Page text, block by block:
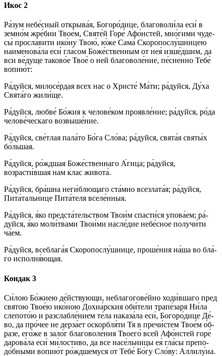
Икос 2
Ра́­зум не­бе́с­ный открыва́я, Бо­го­ро́­ди­це, бла­го­во­ли́­ла еси́ в
земно́м жре́бии Тво­е́м, Свя­те́й Го­ре́ Афо́нстей, мно́­ги­ми чу­де­
сы́ просла́вити ико́­ну Твою́, ю́же Сама́ Скоропослу́шницею
наименова́ла еси́ гла́сом Боже́ственным от нея́ изше́дшим, да
вси ве́­ду­ще та­ко­во́е Твое́ о ней благоволе́ние, пе́сненно Те­бе́
во­пи­ю́т:
Ра́­дуй­ся, ми­ло­се́р­дая всех нас о Хрис­те́ Ма́­ти; ра́­дуй­ся, Ду́­ха
Свя­та́­го жи­ли́­ще.
Ра́­дуй­ся, люб­ве́ Бо́­жия к че­ло­ве́­ком проявле́ние; ра́­дуй­ся, ро́­да
че­ло­ве́­чес­ка­го возвыше́ние.
Ра́­дуй­ся, све́т­лая па­ла́­то Бо́­га Сло́ва; ра́­дуй­ся, свя­та́я свя­ты́х
бо́льшая.
Ра́­дуй­ся, ро́жд­шая Бо­же́ст­вен­на­го А́гнца; ра́­дуй­ся,
возрасти́вшая нам клас жи­во­та́.
Ра́­дуй­ся, бра́шна неги́блющаго ста́мно всезлата́я; ра́­дуй­ся,
Пита́тальнице Пита́теля вселе́нныя.
Ра́­дуй­ся, я́ко пред­ста́­тель­ством Тво­и́м спас­ти́­ся упо­ва́­ем; ра́­
дуй­ся, я́ко мо­ли́т­ва­ми Тво­и́ми насле́дие не­бе́с­ное получи́ти
ча́ем.
Ра́­дуй­ся, всеблага́я Скоропослу́шнице, про­ше́­ния на́­ша во бла́­
го исполня́ющая.
Кондак 3
Си́­лою Бо́­жиею де́йствующи, неблагогове́йно ходи́вшаго пред
свя­тою Твое́ю ико́­ною Дохиа́рския оби́­те­ли трапе́заря Ни́ла
слепото́ю и разслабле́нием те́­ла наказа́ла еси́, Бо­го­ро́­ди­це Де́­
во, да про́чее не дерза́ет оскорбля́ти Тя в пречи́стем Тво­е́м о́б­
ра­зе, его́­же в зало́г бла­го­во­ле́­ния Тво­его́ всей Афо́нстей го­ре́
да­ро­ва́­ла еси́ ми́­ло­сти­во, да все насе́льницы ея́ гла́сы пре­по­
до́б­ны­ми во­пи­ю́т ро́ждшемуся от Те­бе́ Бо́­гу Сло́­ву: Алли­лу́иа.